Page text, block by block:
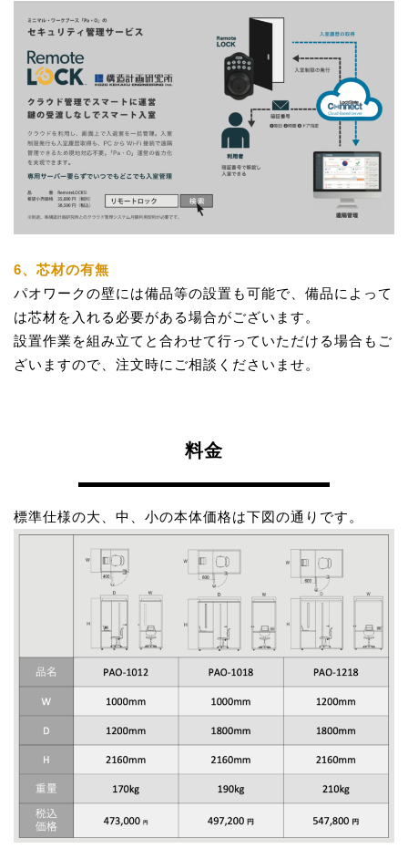
6、芯材の有無
パオワークの壁には備品等の設置も可能で、備品によって
は芯材を入れる必要がある場合がございます。
設置作業を組み立てと合わせて行っていただける場合もご
ざいますので、注文時にご相談くださいませ。
料金
標準仕様の大、中、小の本体価格は下図の通りです。